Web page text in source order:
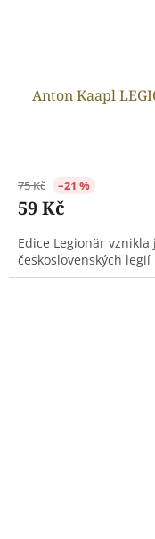
Anton Kaapl
75 Kč –21 %
59 Kč
Edice Legionär
československých